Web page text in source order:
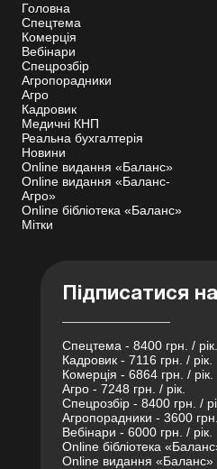
Головна
Спецтема
Комерція
Вебінари
Спецрозбір
Агропорадники
Агро
Кадровик
Медичні КНП
Реальна бухгалтерія
Новини
Online видання «Баланс»
Online видання «Баланс-
Агро»
Online бібліотека «Баланс»
Мітки
Підписатися
Спецтема - 8400 грн. / рік.
Кадровик - 7116 грн. / рік.
Комерція - 6864 грн. / рік.
Агро - 7248 грн. / рік.
Спецрозбір - 8400 грн. /
Агропорадники - 3600 грн.
Вебінари - 6000 грн. / рік.
Online бібліотека
Online видання «Баланс»